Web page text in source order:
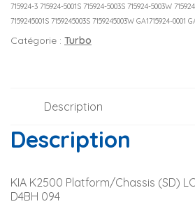
715924-3 715924-5001S 715924-5003S 715924-5003W
7159245001S 7159245003S 7159245003W GA1715924-0001
Catégorie : Turbo
Description
Description
KIA K2500 Platform/Chassis (SD)
D4BH 094